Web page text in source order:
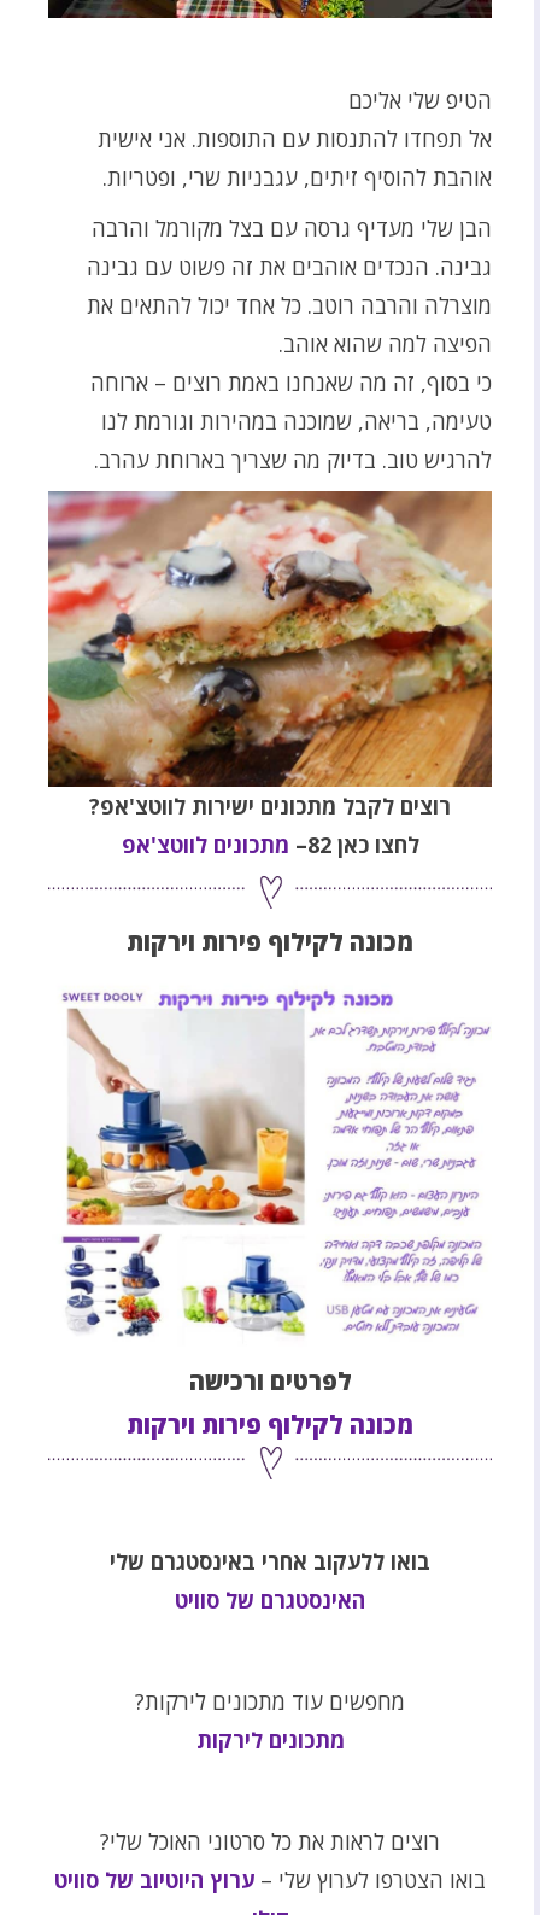
הטיפ שלי אליכם
אל תפחדו להתנסות עם התוספות. אני אישית
אוהבת להוסיף זיתים, עגבניות שרי, ופטריות.
הבן שלי מעדיף גרסה עם בצל מקורמל והרבה
גבינה. הנכדים אוהבים את זה פשוט עם גבינה
מוצרלה והרבה רוטב. כל אחד יכול להתאים את
הפיצה למה שהוא אוהב.
כי בסוף, זה מה שאנחנו באמת רוצים – ארוחה
טעימה, בריאה, שמוכנה במהירות וגורמת לנו
להרגיש טוב. בדיוק מה שצריך בארוחת עהרב.
רוצים לקבל מתכונים ישירות לווטצ'אפ?
לחצו כאן 82–
מתכונים לווטצ'אפ
מכונה לקילוף פירות וירקות
לפרטים ורכישה
מכונה לקילוף פירות וירקות
בואו ללעקוב אחרי באינסטגרם שלי
האינסטגרם של סוויט
מחפשים עוד מתכונים לירקות?
מתכונים לירקות
רוצים לראות את כל סרטוני האוכל שלי?
בואו הצטרפו לערוץ שלי – ערוץ היוטיוב של סוויט